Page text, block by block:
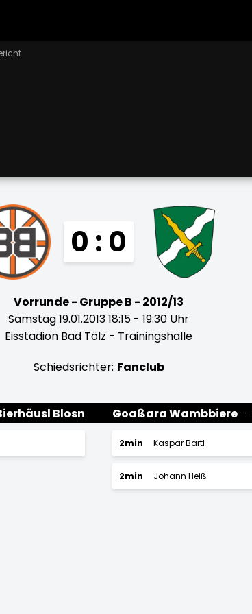
0 : 0
Vorrunde - Gruppe B - 2012/13
Samstag 19.01.2013 18:15 - 19:30 Uhr
Eisstadion Bad Tölz - Trainingshalle
Schiedsrichter: Fanclub
Blosn Goaßara Wambbiere
2min Kaspar Bartl
2min Johann Heiß